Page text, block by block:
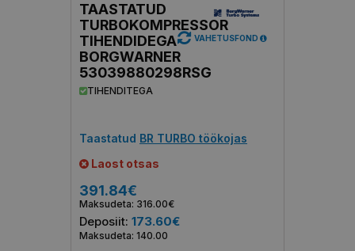
TAASTATUD
TURBOKOMPRESSOR
TIHENDIDEGA
BORGWARNER
53039880298RSG
TIHENDITEGA
Taastatud BR TURBO töökojas
Laost otsas
391.84€
Maksudeta: 316.00€
Deposiit: 173.60€
Maksudeta: 140.00
VAHETUSFOND